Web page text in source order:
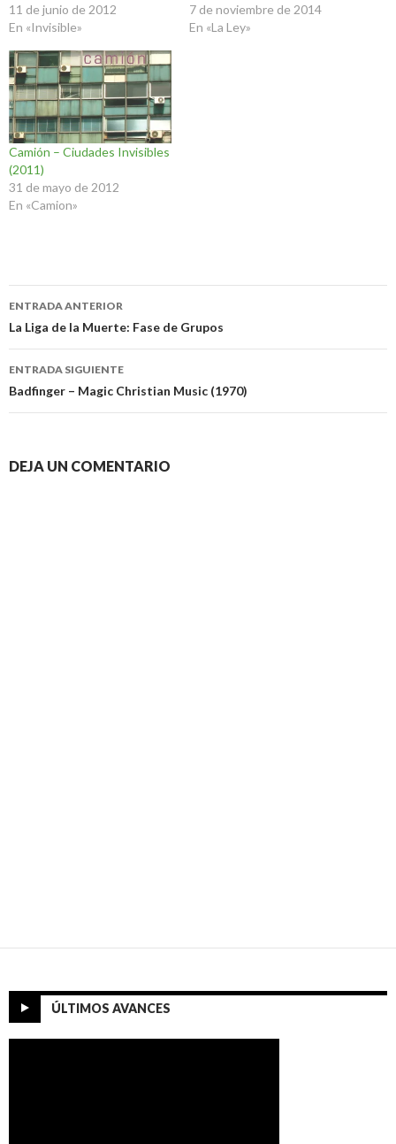
11 de junio de 2012
En «Invisible»
7 de noviembre de 2014
En «La Ley»
Camión – Ciudades Invisibles
(2011)
31 de mayo de 2012
En «Camion»
Navegación
de
entradas
ENTRADA ANTERIOR
La Liga de la Muerte: Fase de Grupos
ENTRADA SIGUIENTE
Badfinger – Magic Christian Music (1970)
DEJA UN COMENTARIO
ÚLTIMOS AVANCES